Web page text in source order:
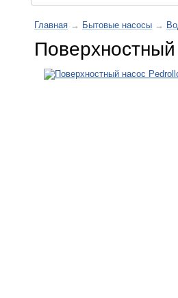
Главная → Бытовые насосы →